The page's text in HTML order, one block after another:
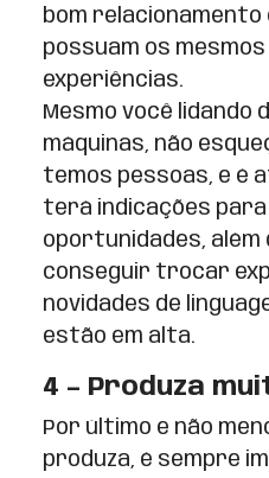
bom relacionamento
possuam os
experiências.
Mesmo você lidando
máquinas, não
temos pessoas, e é
terá indicações para
oportunidades, além
conseguir trocar
novidades de
estão em alta.
4 – Produza
Por último e não
produza, é sempre